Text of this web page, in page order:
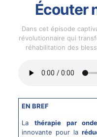
Écouter
Dans cet épisode
révolutionnaire qui
réhabilitation des
EN BREF
La thérapie par
innovante pour la